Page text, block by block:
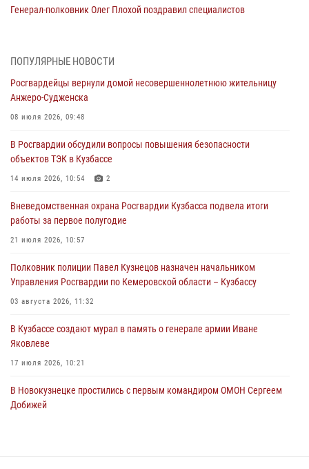
Генерал-полковник Олег Плохой поздравил специалистов
07 августа 2026, 05:32
С 1 сентября 2026 года вступает в силу новый федеральный закон о
частной охранной деятельности
06 августа 2026, 10:19
Росгвардейцы задержали предполагаемого виновника причинения
ножевого ранения кемеровчанину
06 августа 2026, 09:18
Росгвардейцы задержали мужчину, повредившего имущество
горожанки
06 августа 2026, 08:17
Росгвардейцы пресекли противоправные действия и защитили
новокузнечанку от агрессивного знакомого
06 августа 2026, 07:16
ПОПУЛЯРНЫЕ НОВОСТИ
Росгвардейцы вернули домой несовершеннолетнюю жительницу
Анжеро-Судженска
08 июля 2026, 09:48
В Росгвардии обсудили вопросы повышения безопасности
объектов ТЭК в Кузбассе
14 июля 2026, 10:54 2
Вневедомственная охрана Росгвардии Кузбасса подвела итоги
работы за первое полугодие
21 июля 2026, 10:57
Полковник полиции Павел Кузнецов назначен начальником
Управления Росгвардии по Кемеровской области – Кузбассу
03 августа 2026, 11:32
В Кузбассе создают мурал в память о генерале армии Иване
Яковлеве
17 июля 2026, 10:21
В Новокузнецке простились с первым командиром ОМОН Сергеем
Добижей